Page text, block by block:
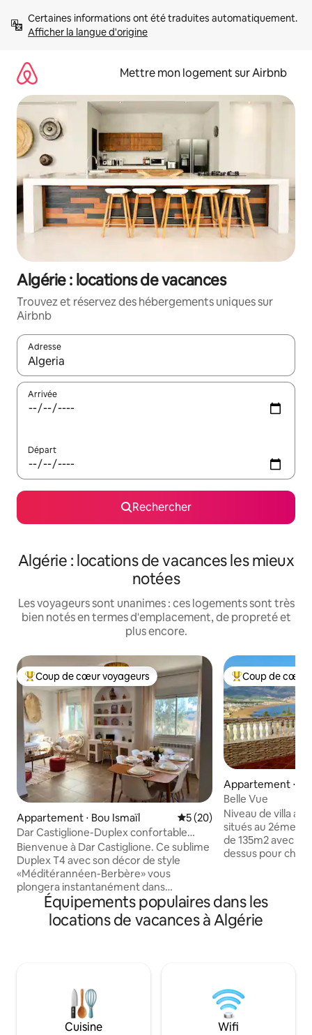
directement
Afficher la langue d'origine
Mettre mon logement sur Airbnb
Algérie : locations de vacances
Trouvez et réservez des hébergements uniques sur
Airbnb
Adresse
Lorsque les résultats s'affichent, utilisez les flèches vers le
Arrivée
Départ
Rechercher
Algérie : locations de vacances les mieux
notées
Les voyageurs sont unanimes : ces logements sont très
bien notés en termes d'emplacement, de propreté et
plus encore.
Coups de cœur voyageurs les plus appréciés
Coup de cœur voyageurs
Appartement ⋅ Bou Ismaïl Évaluation moyenne sur la
5 (20)
Dar Castiglione-Duplex confortable
entre Alger et Tipaza
Bienvenue à Dar Castiglione. Ce sublime
Duplex T4 avec son décor de style
«Méditérannéen-Berbère» vous
plongera instantanément dans
l'ambiance authentique et chaleureuse
algérienne. Dôté de tous les
équipements nécessaires et aménagé
stratégique à Bou Ismaïl vous permettra
de visiter la région tout en séjournant au
calme, loin du tumulte de la ville.
Coups de cœur
Coup de cœur
Appartement ⋅
Belle Vue
Niveau de villa
situés au 2éme
de 135m2 avec
dessus pour chacun "Belle vue " &
la baie, sur la
centre
le périmètre des
la vieille ville de Tipasa, à
Équipements populaires dans les
locations de vacances à Algérie
Cuisine Wifi